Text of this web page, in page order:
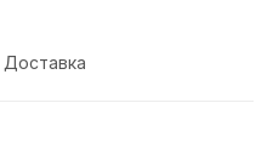
Доставка